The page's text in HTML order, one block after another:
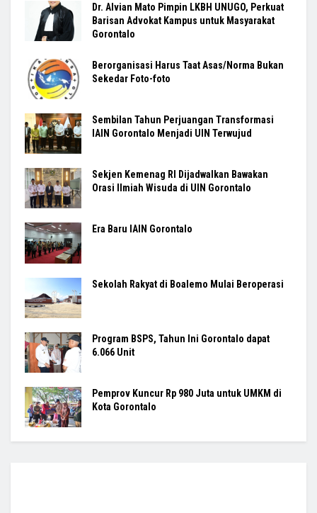
Dr. Alvian Mato Pimpin LKBH UNUGO, Perkuat
Barisan Advokat Kampus untuk Masyarakat
Gorontalo
Berorganisasi Harus Taat Asas/Norma Bukan
Sekedar Foto-foto
Sembilan Tahun Perjuangan Transformasi
IAIN Gorontalo Menjadi UIN Terwujud
Sekjen Kemenag RI Dijadwalkan Bawakan
Orasi Ilmiah Wisuda di UIN Gorontalo
Era Baru IAIN Gorontalo
Sekolah Rakyat di Boalemo Mulai Beroperasi
Program BSPS, Tahun Ini Gorontalo dapat
6.066 Unit
Pemprov Kuncur Rp 980 Juta untuk UMKM di
Kota Gorontalo